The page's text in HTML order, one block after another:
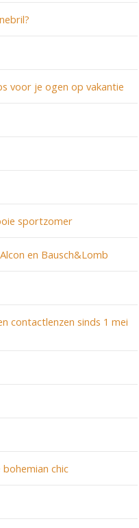
voor je ogen op vakantie
sportzomer
en Bausch&Lomb
contactlenzen sinds 1 mei
chic